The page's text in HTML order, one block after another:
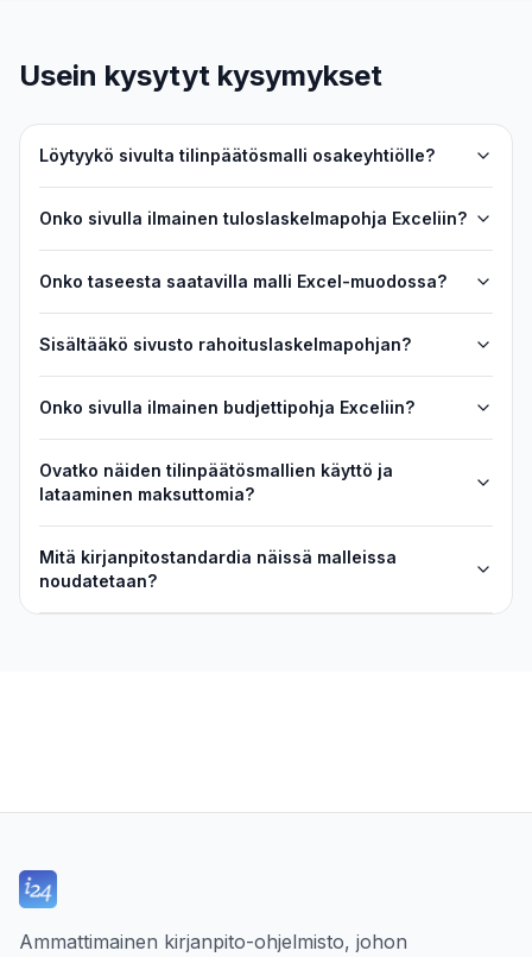
Usein kysytyt kysymykset
Löytyykö sivulta tilinpäätösmalli osakeyhtiölle?
Onko sivulla ilmainen tuloslaskelmapohja Exceliin?
Onko taseesta saatavilla malli Excel-muodossa?
Sisältääkö sivusto rahoituslaskelmapohjan?
Onko sivulla ilmainen budjettipohja Exceliin?
Ovatko näiden tilinpäätösmallien käyttö ja
lataaminen maksuttomia?
Mitä kirjanpitostandardia näissä malleissa
noudatetaan?
Ammattimainen kirjanpito-ohjelmisto, johon